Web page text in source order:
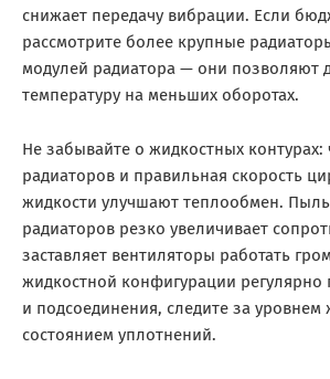
снижает передачу вибрации. Если
рассмотрите более крупные
модулей радиатора — они позволяют
температуру на меньших оборотах.
Не забывайте о жидкостных контурах:
радиаторов и правильная скорость
жидкости улучшают теплообмен.
радиаторов резко увеличивает
заставляет вентиляторы работать
жидкостной конфигурации регулярно
и подсоединения, следите за уровнем
состоянием уплотнений.